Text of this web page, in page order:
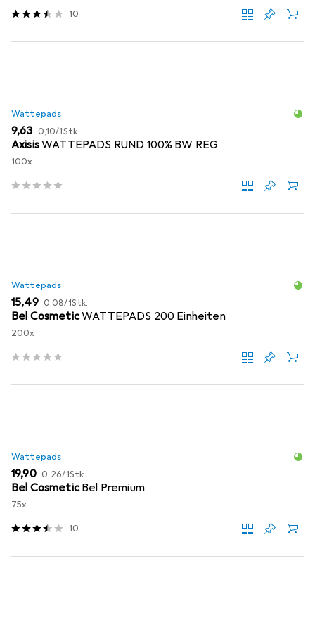
10
Wattepads
EUR
9,63 EUR
0,10/1Stk.
AxisisWATTEPADS RUND 100% BW REG
100x
Wattepads
EUR
15,49 EUR
0,08/1Stk.
Bel CosmeticWATTEPADS 200 Einheiten
200x
Wattepads
EUR
19,90 EUR
0,26/1Stk.
Bel Cosmetic Bel Premium
75x
10